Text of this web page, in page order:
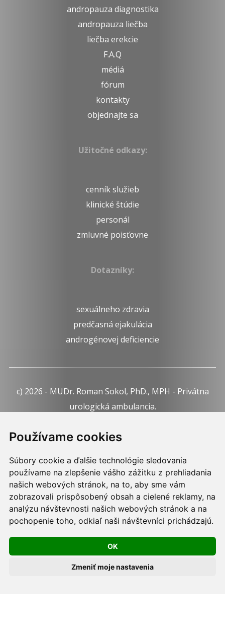
Používame cookies
Súbory cookie a ďalšie technológie sledovania
používame na zlepšenie vášho zážitku z prehliadania
našich webových stránok, na to, aby sme vám
zobrazovali prispôsobený obsah a cielené reklamy, na
analýzu návštevnosti našich webových stránok a na
pochopenie toho, odkiaľ naši návštevníci prichádzajú.
OK
Zmeniť moje nastavenia
andropauza diagnostika
andropauza liečba
liečba erekcie
F.A.Q
médiá
fórum
kontakty
objednajte sa
Užitočné odkazy:
cenník služieb
klinické štúdie
personál
zmluvné poisťovne
Dotazníky:
sexuálneho zdravia
predčasná ejakulácia
androgénovej deficiencie
c) 2026 - MUDr. Roman Sokol, PhD., MPH - Privátna
urologická ambulancia.
podmienkach prevádzkovateľa.
Používame cookies -nastavenie cookies.
Skopírovaním textu alebo časti textu z akejkoľvek
stránky tohto webu a jeho umiestnením na iný web
porušíte práva MUDr. Romana Sokola, PhD., MPH, ako
aj práva ďalších osôb zúčastnených na tvorbe obsahu
pre tento web.